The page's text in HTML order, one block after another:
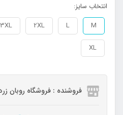
انتخاب سایز:
M
L
2XL
3XL
XL
فروشنده : فروشگاه روبان